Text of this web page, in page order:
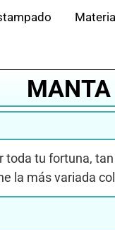
Material
toda tu fortuna,
la más variada